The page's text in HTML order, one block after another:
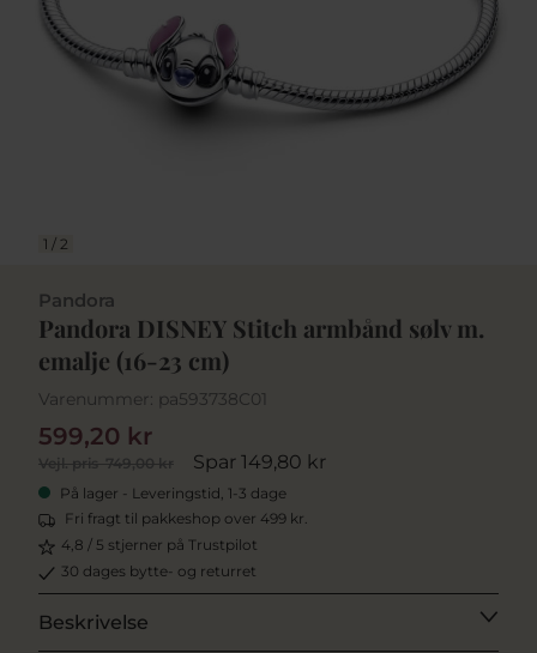
1 / 2
Pandora
Pandora DISNEY Stitch armbånd sølv m.
emalje (16-23 cm)
Varenummer: pa593738C01
Vejl. pris749,00 kr Spar 149,80 kr
599,20 kr
På lager - Leveringstid, 1-3 dage
Fri fragt til pakkeshop over 499 kr.
4,8 / 5 stjerner på Trustpilot
30 dages bytte- og returret
Beskrivelse